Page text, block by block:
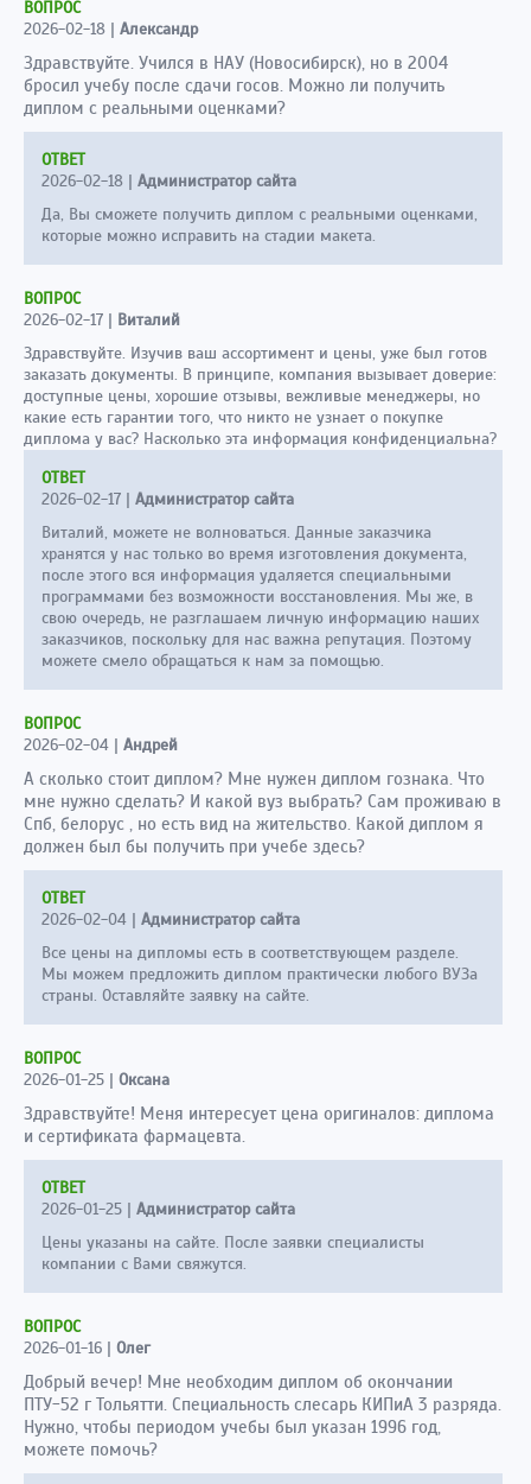
ВОПРОС
2026-02-18 | Александр
Здравствуйте. Учился в НАУ (Новосибирск), но в 2004
бросил учебу после сдачи госов. Можно ли получить
диплом с реальными оценками?
ОТВЕТ
2026-02-18 | Администратор сайта
Да, Вы сможете получить диплом с реальными оценками,
которые можно исправить на стадии макета.
ВОПРОС
2026-02-17 | Виталий
Здравствуйте. Изучив ваш ассортимент и цены, уже был готов
заказать документы. В принципе, компания вызывает доверие:
доступные цены, хорошие отзывы, вежливые менеджеры, но
какие есть гарантии того, что никто не узнает о покупке
диплома у вас? Насколько эта информация конфиденциальна?
ОТВЕТ
2026-02-17 | Администратор сайта
Виталий, можете не волноваться. Данные заказчика
хранятся у нас только во время изготовления документа,
после этого вся информация удаляется специальными
программами без возможности восстановления. Мы же, в
свою очередь, не разглашаем личную информацию наших
заказчиков, поскольку для нас важна репутация. Поэтому
можете смело обращаться к нам за помощью.
ВОПРОС
2026-02-04 | Андрей
А сколько стоит диплом? Мне нужен диплом гознака. Что
мне нужно сделать? И какой вуз выбрать? Сам проживаю в
Спб, белорус , но есть вид на жительство. Какой диплом я
должен был бы получить при учебе здесь?
ОТВЕТ
2026-02-04 | Администратор сайта
Все цены на дипломы есть в соответствующем разделе.
Мы можем предложить диплом практически любого ВУЗа
страны. Оставляйте заявку на сайте.
ВОПРОС
2026-01-25 | Оксана
Здравствуйте! Меня интересует цена оригиналов: диплома
и сертификата фармацевта.
ОТВЕТ
2026-01-25 | Администратор сайта
Цены указаны на сайте. После заявки специалисты
компании с Вами свяжутся.
ВОПРОС
2026-01-16 | Олег
Добрый вечер! Мне необходим диплом об окончании
ПТУ-52 г Тольятти. Специальность слесарь КИПиА 3 разряда.
Нужно, чтобы периодом учебы был указан 1996 год,
можете помочь?